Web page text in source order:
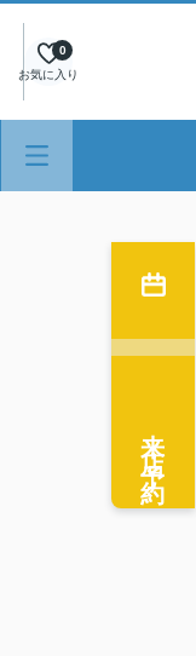
お気に入り
0
来店予約